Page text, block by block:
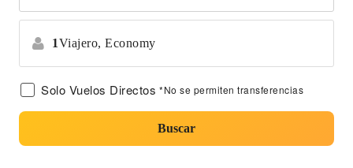
1Viajero, Economy
Solo Vuelos Directos *No se permiten transferencias
Buscar